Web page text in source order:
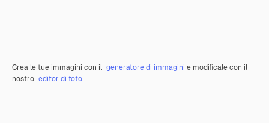
Crea le tue immagini con il generatore di immagini e modificale con il
nostro editor di foto.